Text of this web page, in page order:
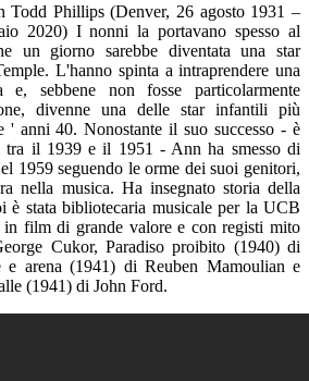
Todd Phillips (Denver, 26 agosto 1931 –
2020) I nonni la portavano spesso al
un giorno sarebbe diventata una star
L'hanno spinta a intraprendere una
e, sebbene non fosse particolarmente
divenne una delle star infantili più
' anni 40. Nonostante il suo successo - è
tra il 1939 e il 1951 - Ann ha smesso di
1959 seguendo le orme dei suoi genitori,
nella musica. Ha insegnato storia della
è stata bibliotecaria musicale per la UCB
film di grande valore e con registi mito
Cukor, Paradiso proibito (1940) di
e arena (1941) di Reuben Mamoulian e
(1941) di John Ford.